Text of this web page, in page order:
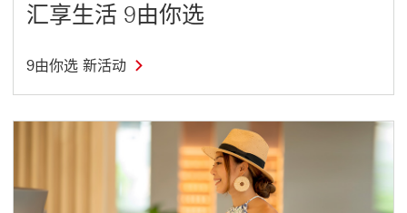
汇享生活 9由你选
9由你选 新活动
新
s